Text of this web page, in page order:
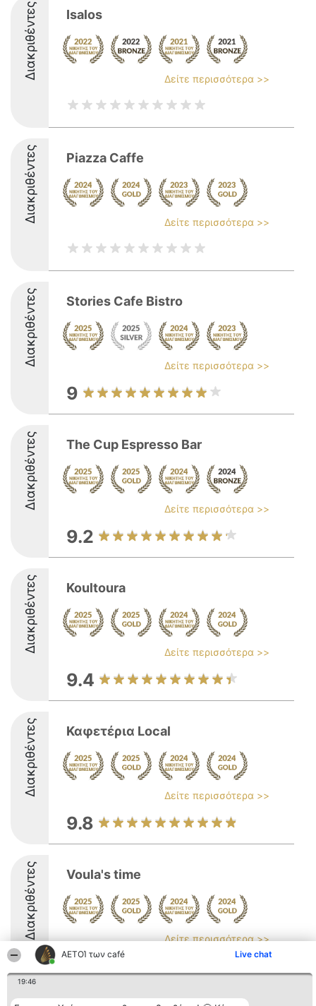
ΑΕΤΟΊ των café Live chat
19:46
Διακριθέντες Isalos
Δείτε περισσότερα >>
Διακριθέντες Piazza Caffe
Δείτε περισσότερα >>
Διακριθέντες Stories Cafe Bistro
Δείτε περισσότερα >>
9
Διακριθέντες The Cup Espresso Bar
Δείτε περισσότερα >>
9.2
Διακριθέντες Koultoura
Δείτε περισσότερα >>
9.4
Διακριθέντες Καφετέρια Local
Δείτε περισσότερα >>
9.8
Διακριθέντες Voula's time
Δείτε περισσότερα >>